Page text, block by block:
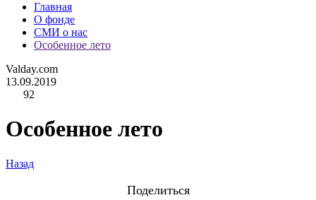
Главная
О фонде
СМИ о нас
Особенное лето
Valday.com
13.09.2019
92
Особенное лето
Назад
Поделиться